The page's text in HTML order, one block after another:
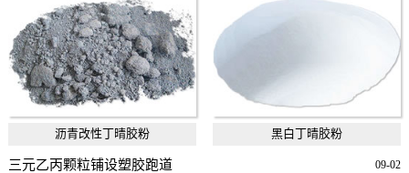
沥青改性丁晴胶粉 黑白丁晴胶粉
09-02
三元乙丙颗粒铺设塑胶跑道